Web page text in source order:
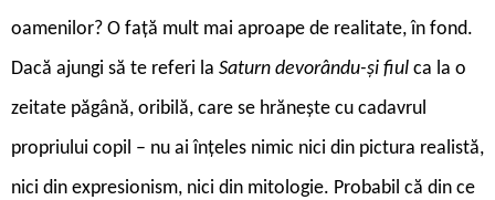
oamenilor? O față mult mai aproape de realitate, în fond.
Dacă ajungi să te referi la Saturn devorându-și fiul ca la o
zeitate păgână, oribilă, care se hrănește cu cadavrul
propriului copil – nu ai înțeles nimic nici din pictura realistă,
nici din expresionism, nici din mitologie. Probabil că din ce